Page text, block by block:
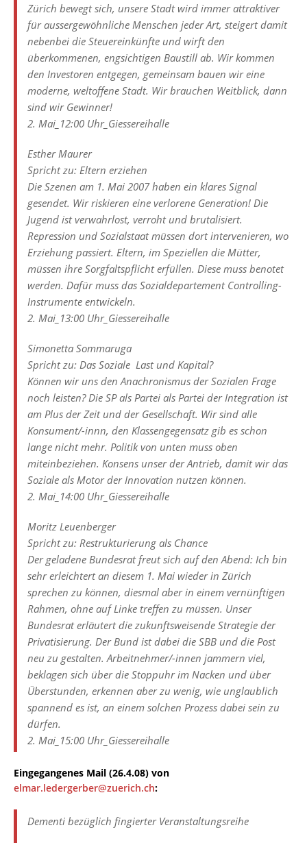
Zürich bewegt sich, unsere Stadt wird immer attraktiver
für aussergewöhnliche Menschen jeder Art, steigert damit
nebenbei die Steuereinkünfte und wirft den
überkommenen, engsichtigen Baustill ab. Wir kommen
den Investoren entgegen, gemeinsam bauen wir eine
moderne, weltoffene Stadt. Wir brauchen Weitblick, dann
sind wir Gewinner!
2. Mai_12:00 Uhr_Giessereihalle
Esther Maurer
Spricht zu: Eltern erziehen
Die Szenen am 1. Mai 2007 haben ein klares Signal
gesendet. Wir riskieren eine verlorene Generation! Die
Jugend ist verwahrlost, verroht und brutalisiert.
Repression und Sozialstaat müssen dort intervenieren, wo
Erziehung passiert. Eltern, im Speziellen die Mütter,
müssen ihre Sorgfaltspflicht erfüllen. Diese muss benotet
werden. Dafür muss das Sozialdepartement Controlling-
Instrumente entwickeln.
2. Mai_13:00 Uhr_Giessereihalle
Simonetta Sommaruga
Spricht zu: Das Soziale  Last und Kapital?
Können wir uns den Anachronismus der Sozialen Frage
noch leisten? Die SP als Partei als Partei der Integration ist
am Plus der Zeit und der Gesellschaft. Wir sind alle
Konsument/-innn, den Klassengegensatz gib es schon
lange nicht mehr. Politik von unten muss oben
miteinbeziehen. Konsens unser der Antrieb, damit wir das
Soziale als Motor der Innovation nutzen können.
2. Mai_14:00 Uhr_Giessereihalle
Moritz Leuenberger
Spricht zu: Restrukturierung als Chance
Der geladene Bundesrat freut sich auf den Abend: Ich bin
sehr erleichtert an diesem 1. Mai wieder in Zürich
sprechen zu können, diesmal aber in einem vernünftigen
Rahmen, ohne auf Linke treffen zu müssen. Unser
Bundesrat erläutert die zukunftsweisende Strategie der
Privatisierung. Der Bund ist dabei die SBB und die Post
neu zu gestalten. Arbeitnehmer/-innen jammern viel,
beklagen sich über die Stoppuhr im Nacken und über
Überstunden, erkennen aber zu wenig, wie unglaublich
spannend es ist, an einem solchen Prozess dabei sein zu
dürfen.
2. Mai_15:00 Uhr_Giessereihalle
Eingegangenes Mail (26.4.08) von
elmar.ledergerber@zuerich.ch:
Dementi bezüglich fingierter Veranstaltungsreihe